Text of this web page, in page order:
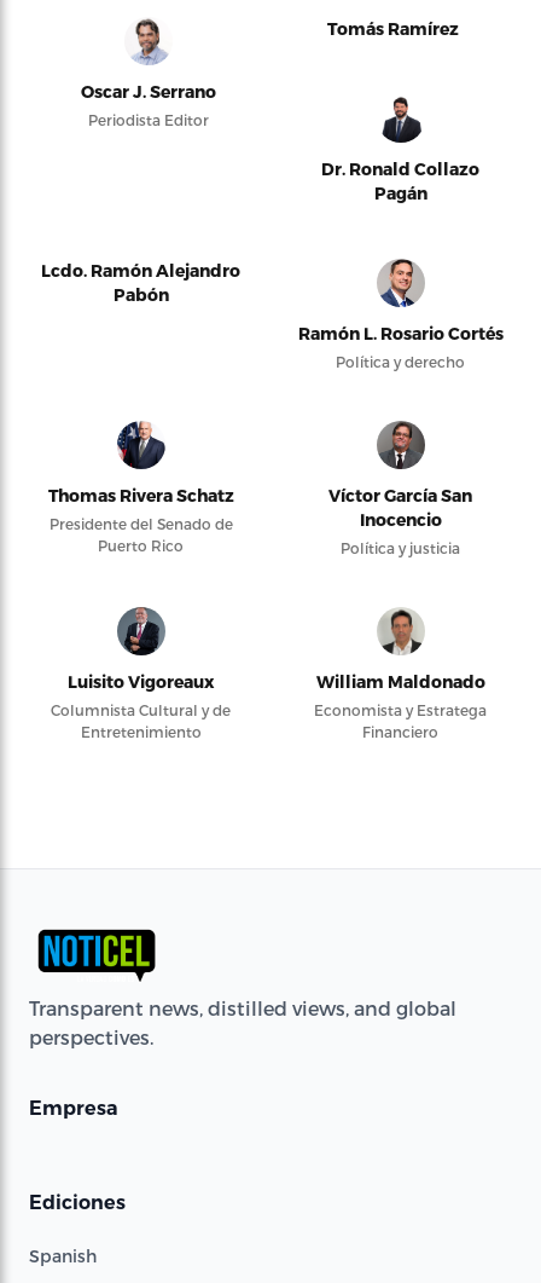
Oscar J. Serrano
Periodista Editor
Tomás Ramírez
Dr. Ronald Collazo
Pagán
Lcdo. Ramón Alejandro
Pabón
Ramón L. Rosario Cortés
Política y derecho
Thomas Rivera Schatz
Presidente del Senado de
Puerto Rico
Víctor García San
Inocencio
Política y justicia
Luisito Vigoreaux
Columnista Cultural y de
Entretenimiento
William Maldonado
Economista y Estratega
Financiero
Transparent news, distilled views, and global
perspectives.
Empresa
Ediciones
Spanish